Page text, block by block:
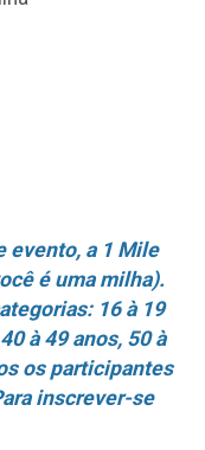
evento, a 1 Mile
é uma milha).
16 à 19
à 49 anos, 50 à
os participantes
inscrever-se